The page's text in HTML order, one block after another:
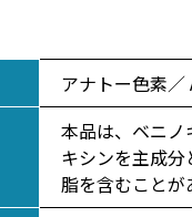
アナトー色素
本品は、ベニ
キシンを主成
脂を含むことが